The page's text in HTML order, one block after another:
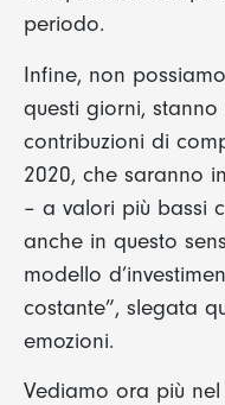
periodo.
Infine, non
questi giorni,
contribuzioni di
2020, che saranno
– a valori più bassi
anche in questo
modello
costante”, slegata
emozioni.
Vediamo ora più